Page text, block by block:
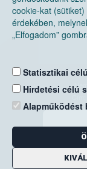
cookie-kat
érdekében,
„Elfogadom”
Statisztikai
Hirdetési célú